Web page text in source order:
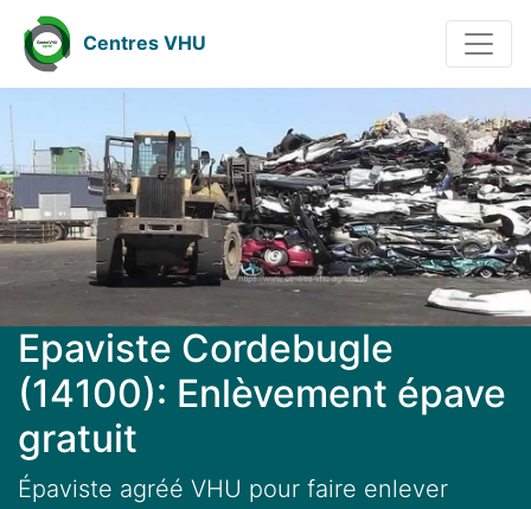
Centres VHU
Epaviste Cordebugle
(14100): Enlèvement épave
gratuit
Épaviste agréé VHU pour faire enlever